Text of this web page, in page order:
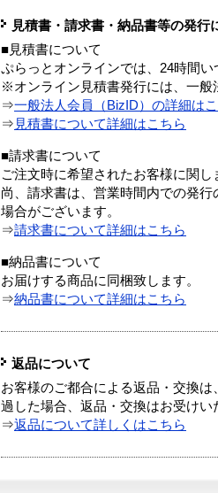
見積書・請求書・納品書等の発行
■見積書について
ぷらっとオンラインでは、24時間
※オンライン見積書発行には、一般
⇒一般法人会員（BizID）の詳細は
⇒ 見積書について詳細はこちら
■請求書について
ご注文時に希望されたお客様に関し
尚、請求書は、営業時間内での発
場合がございます。
⇒請求書について詳細はこちら
■納品書について
お届けする商品に同梱致します。
⇒納品書について詳細はこちら
返品について
お客様のご都合による返品・交換
過した場合、返品・交換はお受けい
⇒返品について詳しくはこちら